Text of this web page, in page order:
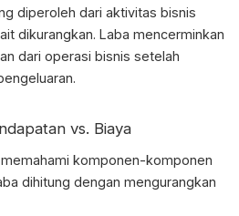
diperoleh dari aktivitas bisnis
dikurangkan. Laba mencerminkan
dari operasi bisnis setelah
vs. Biaya
komponen-komponen
dihitung dengan mengurangkan